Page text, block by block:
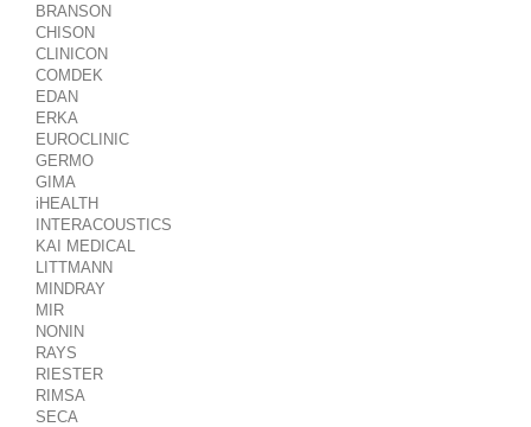
BRANSON
CHISON
CLINICON
COMDEK
EDAN
ERKA
EUROCLINIC
GERMO
GIMA
iHEALTH
INTERACOUSTICS
KAI MEDICAL
LITTMANN
MINDRAY
MIR
NONIN
RAYS
RIESTER
RIMSA
SECA